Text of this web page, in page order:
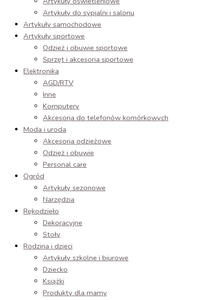
Artykuły do sypialni i salonu
Artykuły samochodowe
Artykuły sportowe
Odzież i obuwie sportowe
Sprzęt i akcesoria sportowe
Elektronika
AGD/RTV
Inne
Komputery
Akcesoria do telefonów komórkowych
Moda i uroda
Akcesoria odzieżowe
Odzież i obuwie
Personal care
Ogród
Artykuły sezonowe
Narzędzia
Rękodzieło
Dekoracyjne
Stoły
Rodzina i dzieci
Artykuły szkolne i biurowe
Dziecko
Książki
Produkty dla mamy